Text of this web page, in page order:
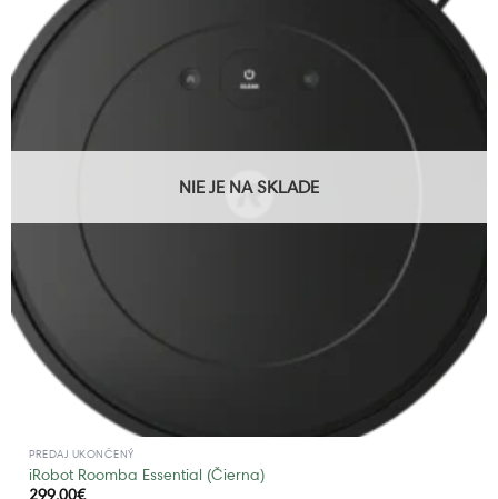
NIE JE NA SKLADE
PREDAJ UKONČENÝ
iRobot Roomba Essential (Čierna)
299,00€